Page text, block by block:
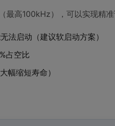
最高100kHz），可以实现精
法启动（建议软启动方案）
占空比
幅缩短寿命）